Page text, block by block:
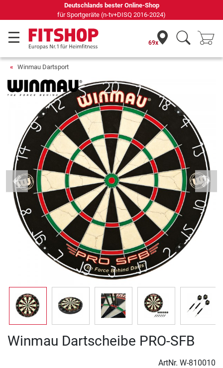
Deutschlands bester Online-Shop
für Sportgeräte (n-tv+DISQ 2016-2024)
69x
Winmau Dartsport
Previous Next
Winmau Dartscheibe PRO-SFB
ArtNr. W-810010